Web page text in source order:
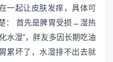
一起让皮肤发痒，具体可
： 首先是脾胃受损→湿热
水湿”，胖友多因长期吃油
累坏了，水湿排不出去就